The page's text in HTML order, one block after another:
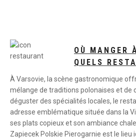
OÙ MANGER
QUELS
À Varsovie, la scène gastronomique
mélange de traditions polonaises et de
déguster des spécialités locales, le
adresse emblématique située dans la
ses plats copieux et son ambiance
Zapiecek Polskie Pierogarnie est le lieu